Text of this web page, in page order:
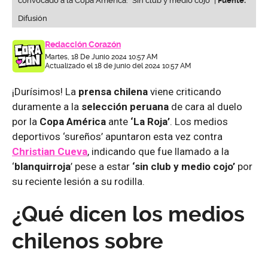
Difusión
Redacción Corazón
Martes, 18 De Junio 2024 10:57 AM
Actualizado el 18 de junio del 2024 10:57 AM
¡Durísimos! La prensa chilena viene criticando
duramente a la selección peruana de cara al duelo
por la Copa América ante ‘La Roja’. Los medios
deportivos ‘sureños’ apuntaron esta vez contra
Christian Cueva, indicando que fue llamado a la
‘blanquirroja’ pese a estar ‘sin club y medio cojo’ por
su reciente lesión a su rodilla.
¿Qué dicen los medios
chilenos sobre